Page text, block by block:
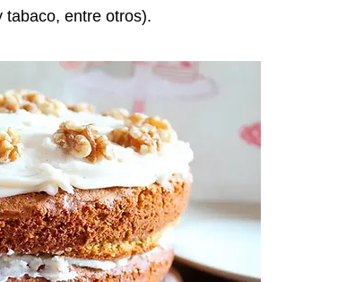
tabaco, entre otros).